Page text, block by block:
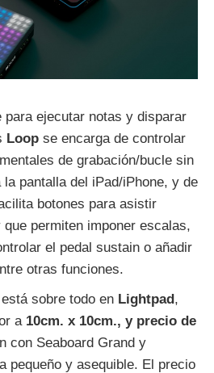
para ejecutar notas y disparar
Loop se encarga de controlar
de grabación/bucle sin
pantalla del iPad/iPhone, y de
botones para asistir
permiten imponer escalas,
el pedal sustain o añadir
otras funciones.
sobre todo en Lightpad,
a 10cm. x 10cm., y precio de
con Seaboard Grand y
pequeño y asequible. El precio